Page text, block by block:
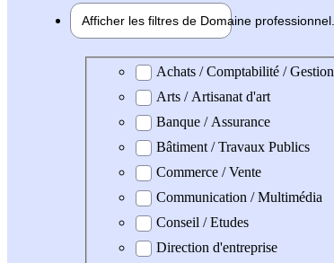
Afficher les filtres de Domaine professionnel
Domaine professionel
Achats / Comptabilité / Gestion
Arts / Artisanat d'art
Banque / Assurance
Bâtiment / Travaux Publics
Commerce / Vente
Communication / Multimédia
Conseil / Etudes
Direction d'entreprise